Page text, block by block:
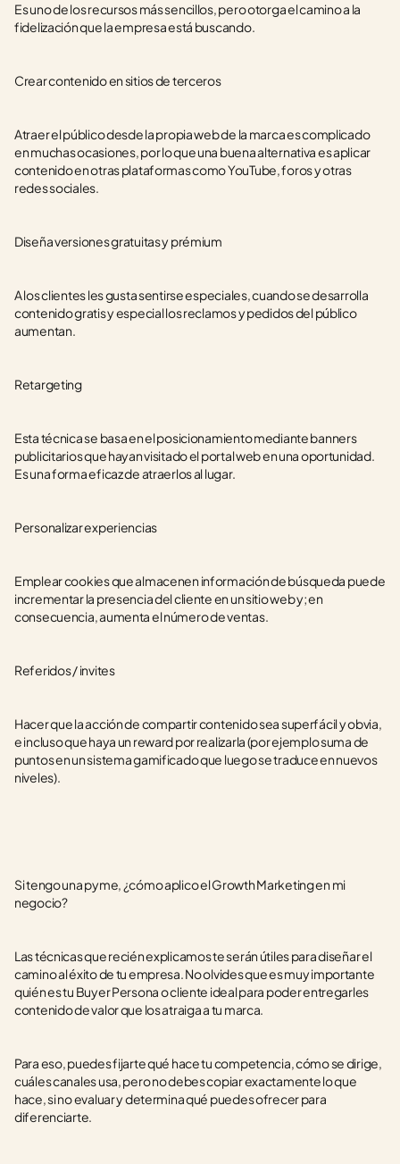
Es uno de los recursos más sencillos, pero otorga el camino a la
fidelización que la empresa está buscando.
Crear contenido en sitios de terceros
Atraer el público desde la propia web de la marca es complicado
en muchas ocasiones, por lo que una buena alternativa es aplicar
contenido en otras plataformas como YouTube, foros y otras
redes sociales.
Diseña versiones gratuitas y prémium
A los clientes les gusta sentirse especiales, cuando se desarrolla
contenido gratis y especial los reclamos y pedidos del público
aumentan.
Retargeting
Esta técnica se basa en el posicionamiento mediante banners
publicitarios que hayan visitado el portal web en una oportunidad.
Es una forma eficaz de atraerlos al lugar.
Personalizar experiencias
Emplear cookies que almacenen información de búsqueda puede
incrementar la presencia del cliente en un sitio web y; en
consecuencia, aumenta el número de ventas.
Referidos / invites
Hacer que la acción de compartir contenido sea superfácil y obvia,
e incluso que haya un reward por realizarla (por ejemplo suma de
puntos en un sistema gamificado que luego se traduce en nuevos
niveles).
Si tengo una pyme, ¿cómo aplico el Growth Marketing en mi
negocio?
Las técnicas que recién explicamos te serán útiles para diseñar el
camino al éxito de tu empresa. No olvides que es muy importante
quién es tu Buyer Persona o cliente ideal para poder entregarles
contenido de valor que los atraiga a tu marca.
Para eso, puedes fijarte qué hace tu competencia, cómo se dirige,
cuáles canales usa, pero no debes copiar exactamente lo que
hace, si no evaluar y determina qué puedes ofrecer para
diferenciarte.